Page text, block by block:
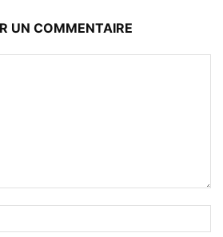
UN COMMENTAIRE